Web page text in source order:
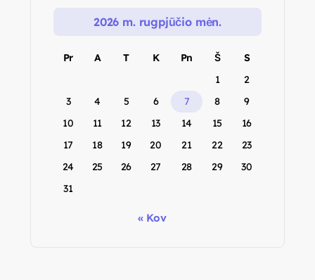
2026 m. rugpjūčio mėn.
Pr A T K Pn Š
S
1
2
3
4 5 6 7 8
9
10
11 12 13 14 15
16
17
18 19 20 21 22
23
24
25 26 27 28 29
30
31
« Kov